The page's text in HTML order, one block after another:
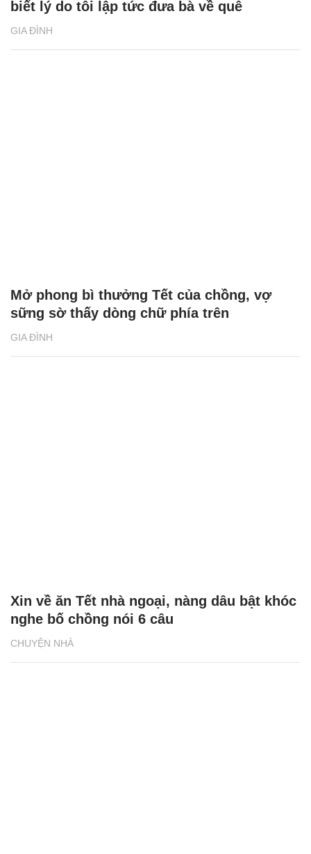
GIA ĐÌNH
biết lý do tôi lập tức đưa bà về quê
GIA ĐÌNH
Mở phong bì thưởng Tết của chồng, vợ
sững sờ thấy dòng chữ phía trên
CHUYỆN NHÀ
Xin về ăn Tết nhà ngoại, nàng dâu bật khóc
nghe bố chồng nói 6 câu